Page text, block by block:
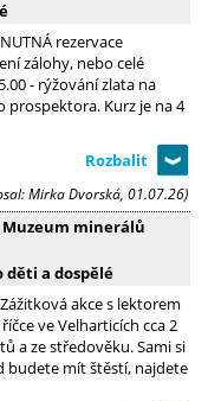
rezervace
zálohy, nebo celé
- rýžování zlata na
prospektora. Kurz je na 4
Mirka Dvorská, 01.07.26)
minerálů
děti a dospělé
akce s lektorem
ve Velharticích cca 2
a ze středověku. Sami si
budete mít štěstí, najdete